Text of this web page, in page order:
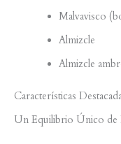
Malvavisco
Almizcle
Almizcle
Características
Un Equilibrio Único de